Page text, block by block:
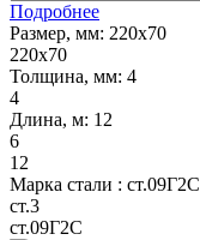
Подробнее
Размер, мм: 220х70
220х70
Толщина, мм: 4
4
Длина, м: 12
6
12
Марка стали : ст.09Г2С
ст.3
ст.09Г2С